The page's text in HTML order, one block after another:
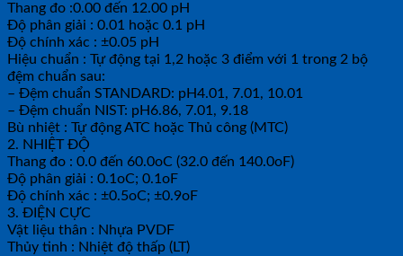
Thang đo :0.00 đến 12.00 pH
Độ phân giải : 0.01 hoặc 0.1 pH
Độ chính xác : ±0.05 pH
Hiệu chuẩn : Tự động tại 1,2 hoặc 3 điểm với 1 trong 2 bộ
đệm chuẩn sau:
– Đệm chuẩn STANDARD: pH4.01, 7.01, 10.01
– Đệm chuẩn NIST: pH6.86, 7.01, 9.18
Bù nhiệt : Tự động ATC hoặc Thủ công (MTC)
2. NHIỆT ĐỘ
Thang đo : 0.0 đến 60.0oC (32.0 đến 140.0oF)
Độ phân giải : 0.1oC; 0.1oF
Độ chính xác : ±0.5oC; ±0.9oF
3. ĐIỆN CỰC
Vật liệu thân : Nhựa PVDF
Thủy tinh : Nhiệt độ thấp (LT)